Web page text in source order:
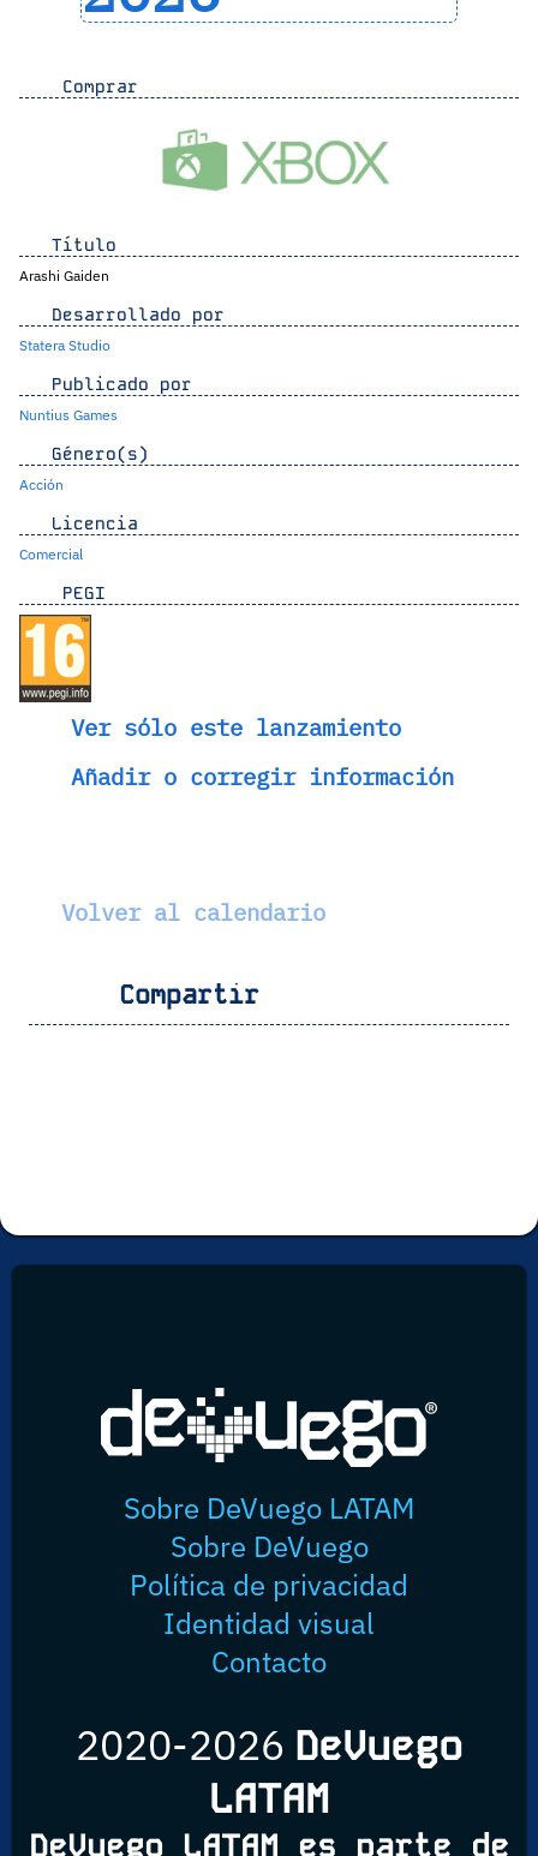
Comprar
Título
Arashi Gaiden
Desarrollado por
Statera Studio
Publicado por
Nuntius Games
Género(s)
Acción
Licencia
Comercial
PEGI
Ver sólo este lanzamiento
Añadir o corregir información
Volver al calendario
Compartir
Sobre DeVuego LATAM
Sobre DeVuego
Política de privacidad
Identidad visual
Contacto
2020-2026 DeVuego
LATAM
DeVuego LATAM es parte de